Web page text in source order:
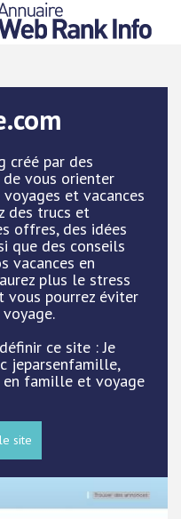
créé par des
vous orienter
et vacances
des trucs et
offres, des idées
que des conseils
vacances en
plus le stress
vous pourrez éviter
ce site : Je
jeparsenfamille,
en famille et voyage
site